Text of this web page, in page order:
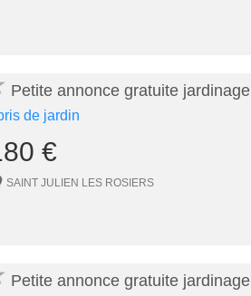
Petite annonce gratuite jardinage
de jardin
€
SAINT JULIEN LES ROSIERS
Petite annonce gratuite jardinage